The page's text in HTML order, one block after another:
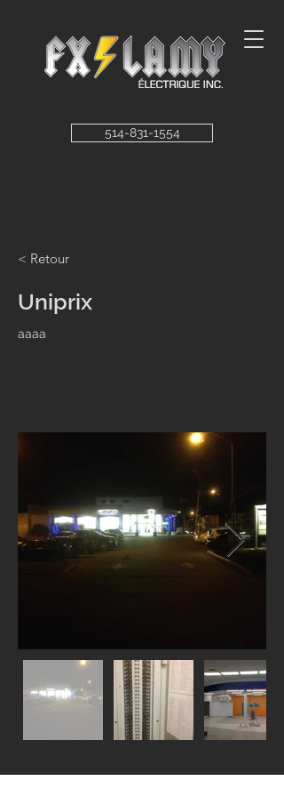
514-831-1554
< Retour
Uniprix
aaaa